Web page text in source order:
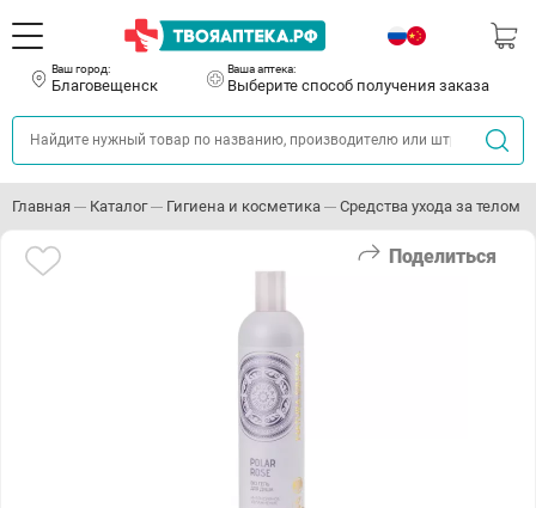
Ваш город:
Благовещенск
Ваша аптека:
Выберите способ получения заказа
Главная Каталог Гигиена и косметика Средства ухода за телом
Поделиться